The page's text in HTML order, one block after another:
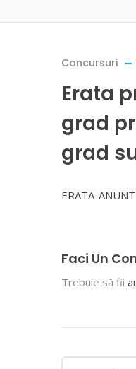
Concursuri
Erata
grad
grad
ERATA-
Faci Un
Trebuie să fii